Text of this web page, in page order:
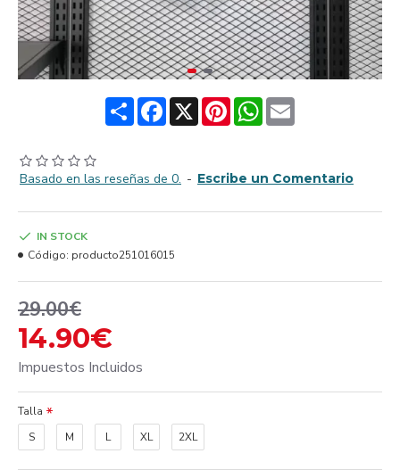
ShareFacebook
X PinterestWhatsApp
Email
Basado en las reseñas de 0. - Escribe un Comentario
14.90€
29.00€
Impuestos Incluidos
IN STOCK
Código: producto251016015
Talla
S
M L XL 2XL